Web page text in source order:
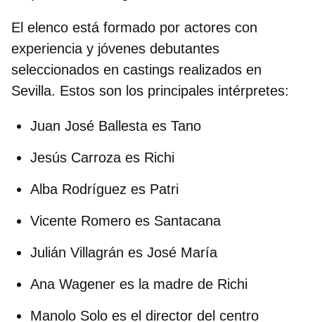
El elenco está formado por actores con
experiencia y jóvenes debutantes
seleccionados en castings realizados en
Sevilla. Estos son los principales intérpretes:
Juan José Ballesta es Tano
Jesús Carroza es Richi
Alba Rodríguez es Patri
Vicente Romero es Santacana
Julián Villagrán es José María
Ana Wagener es la madre de Richi
Manolo Solo es el director del centro